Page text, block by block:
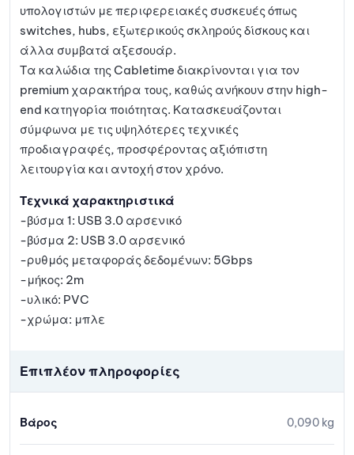
υπολογιστών με περιφερειακές συσκευές όπως
switches, hubs, εξωτερικούς σκληρούς δίσκους και
άλλα συμβατά αξεσουάρ.
Τα καλώδια της Cabletime διακρίνονται για τον
premium χαρακτήρα τους, καθώς ανήκουν στην high-
end κατηγορία ποιότητας. Κατασκευάζονται
σύμφωνα με τις υψηλότερες τεχνικές
προδιαγραφές, προσφέροντας αξιόπιστη
λειτουργία και αντοχή στον χρόνο.
Τεχνικά χαρακτηριστικά
-βύσμα 1: USB 3.0 αρσενικό
-βύσμα 2: USB 3.0 αρσενικό
-ρυθμός μεταφοράς δεδομένων: 5Gbps
-μήκος: 2m
-υλικό: PVC
-χρώμα: μπλε
Επιπλέον πληροφορίες
Βάρος 0,090 kg